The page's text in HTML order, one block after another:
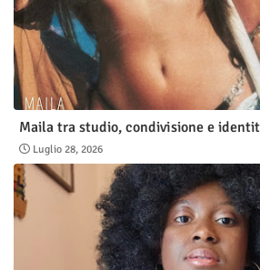
Maila tra studio, condivisione e
Luglio 28, 2026